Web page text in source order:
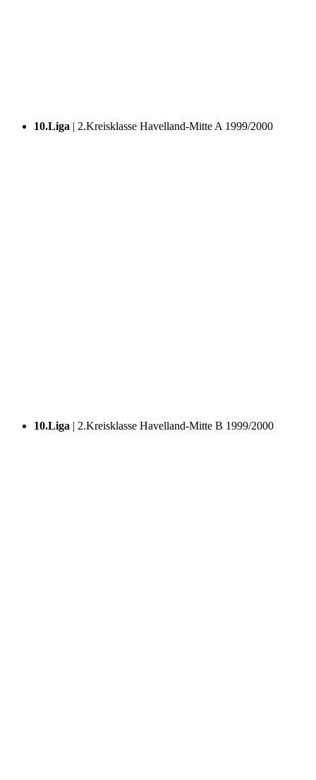
10.Liga | 2.Kreisklasse Havelland-Mitte A 1999/2000
10.Liga | 2.Kreisklasse Havelland-Mitte B 1999/2000